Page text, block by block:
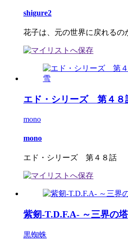
shigure2
花子は、元の世界に戻れるの
エド・シリーズ 第４
mono
mono
エド・シリーズ 第４８話
紫剱-T.D.F.A- ～三界の
黒蜘蛛